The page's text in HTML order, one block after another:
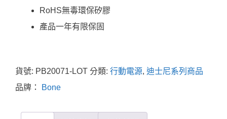
RoHS無毒環保矽膠
產品一年有限保固
貨號: PB20071-LOT 分類: 行動電源, 迪士尼系列商品
品牌：
Bone